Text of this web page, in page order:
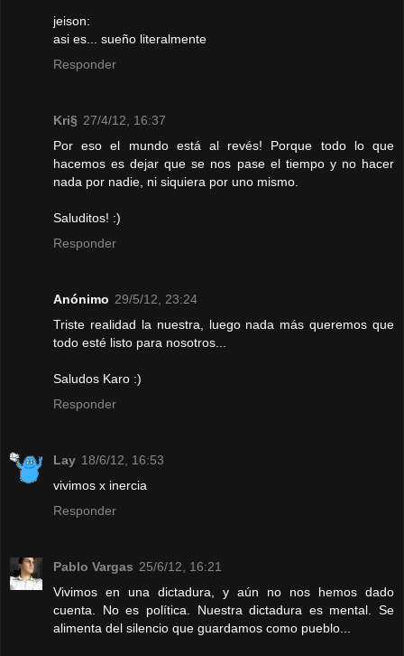
jeison:
asi es... sueño literalmente
Responder
Kri§ 27/4/12, 16:37
Por eso el mundo está al revés! Porque todo lo que
hacemos es dejar que se nos pase el tiempo y no hacer
nada por nadie, ni siquiera por uno mismo.
Saluditos! :)
Responder
Anónimo 29/5/12, 23:24
Triste realidad la nuestra, luego nada más queremos que
todo esté listo para nosotros...
Saludos Karo :)
Responder
Lay 18/6/12, 16:53
vivimos x inercia
Responder
Pablo Vargas 25/6/12, 16:21
Vivimos en una dictadura, y aún no nos hemos dado
cuenta. No es política. Nuestra dictadura es mental. Se
alimenta del silencio que guardamos como pueblo...